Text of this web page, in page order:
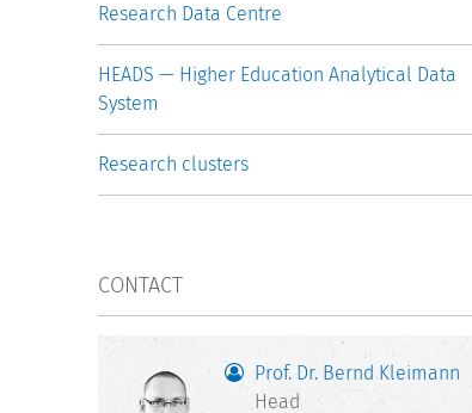
Research Data Centre
HEADS — Higher Education Analytical Data
System
Research clusters
CONTACT
Prof. Dr. Bernd Kleimann
Head